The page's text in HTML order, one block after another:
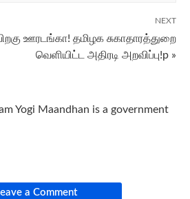
NEXT
ஊரடங்கா! தமிழக சுகாதாரத்துறை
வெளியிட்ட அதிரடி அறவிப்பு!p »
Yogi Maandhan is a government
a Comment